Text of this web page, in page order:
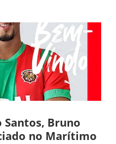
Bruno
no Marítimo